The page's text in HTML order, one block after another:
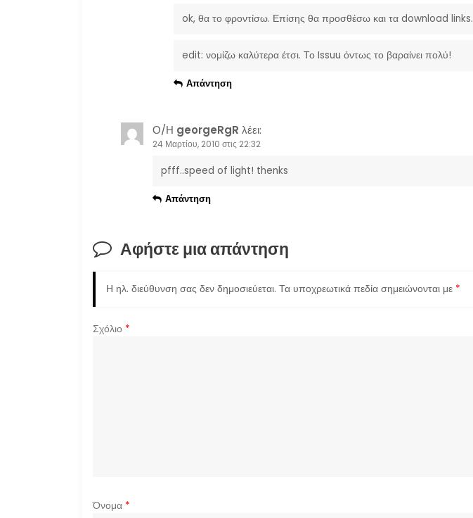
ok, θα το φροντίσω. Επίσης θα προσθέσω και τα download links.
edit: νομίζω καλύτερα έτσι. Το Issuu όντως το βαραίνει πολύ!
Απάντηση
Ο/Η georgeRgR λέει:
24 Μαρτίου, 2010 στις 22:32
pfff..speed of light! thenks
Απάντηση
Αφήστε μια απάντηση
Η ηλ. διεύθυνση σας δεν δημοσιεύεται. Τα υποχρεωτικά πεδία σημειώνονται με *
Σχόλιο *
Όνομα *